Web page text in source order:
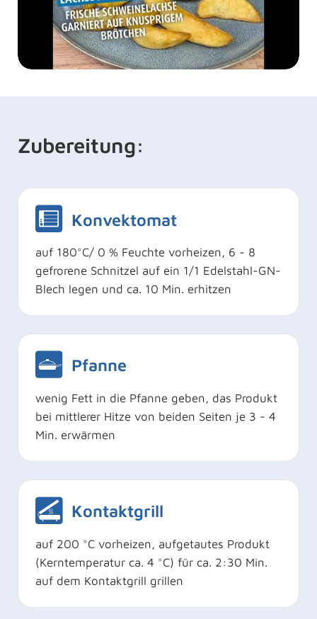
Zubereitung:
Konvektomat
auf 180°C/ 0 % Feuchte vorheizen, 6 - 8
gefrorene Schnitzel auf ein 1/1 Edelstahl-GN-
Blech legen und ca. 10 Min. erhitzen
Pfanne
wenig Fett in die Pfanne geben, das Produkt
bei mittlerer Hitze von beiden Seiten je 3 - 4
Min. erwärmen
Kontaktgrill
auf 200 °C vorheizen, aufgetautes Produkt
(Kerntemperatur ca. 4 °C) für ca. 2:30 Min.
auf dem Kontaktgrill grillen